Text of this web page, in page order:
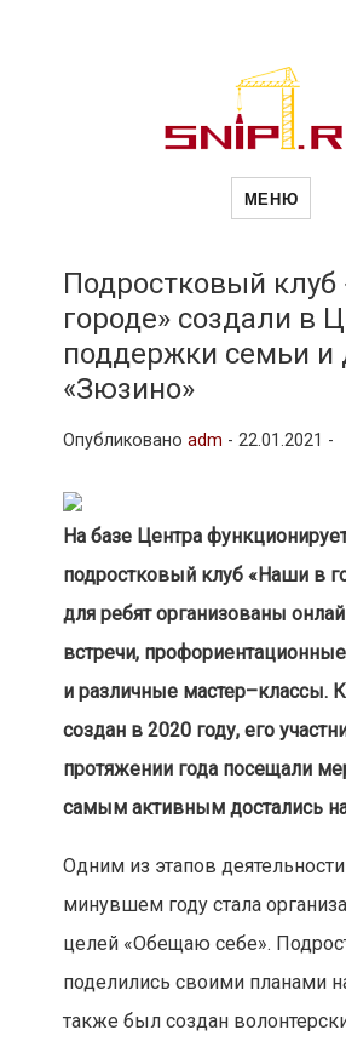
и
МЕНЮ
Подростковый
городе» создали в
поддержки семьи и
«Зюзино»
Опубликовано adm - 22.01.2021 -
На базе Центра
подростковый клуб «Наши в
для ребят организованы
встречи, профориентационные
и различные мастер–классы.
создан в 2020 году, его
протяжении года посещали
самым активным достались
Одним из этапов
минувшем году стала
целей «Обещаю себе».
поделились своими планами
также был создан